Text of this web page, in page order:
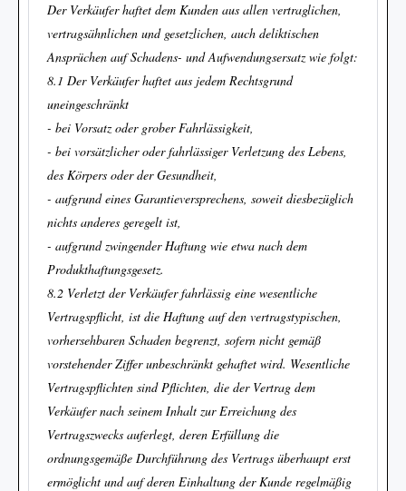
Der Verkäufer haftet dem Kunden aus allen vertraglichen,
vertragsähnlichen und gesetzlichen, auch deliktischen
Ansprüchen auf Schadens- und Aufwendungsersatz wie folgt:
8.1 Der Verkäufer haftet aus jedem Rechtsgrund
uneingeschränkt
- bei Vorsatz oder grober Fahrlässigkeit,
- bei vorsätzlicher oder fahrlässiger Verletzung des Lebens,
des Körpers oder der Gesundheit,
- aufgrund eines Garantieversprechens, soweit diesbezüglich
nichts anderes geregelt ist,
- aufgrund zwingender Haftung wie etwa nach dem
Produkthaftungsgesetz.
8.2 Verletzt der Verkäufer fahrlässig eine wesentliche
Vertragspflicht, ist die Haftung auf den vertragstypischen,
vorhersehbaren Schaden begrenzt, sofern nicht gemäß
vorstehender Ziffer unbeschränkt gehaftet wird. Wesentliche
Vertragspflichten sind Pflichten, die der Vertrag dem
Verkäufer nach seinem Inhalt zur Erreichung des
Vertragszwecks auferlegt, deren Erfüllung die
ordnungsgemäße Durchführung des Vertrags überhaupt erst
ermöglicht und auf deren Einhaltung der Kunde regelmäßig